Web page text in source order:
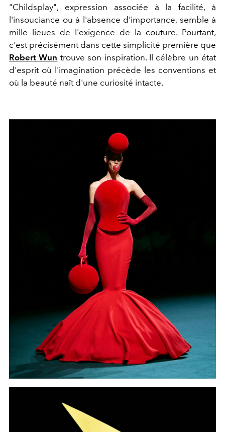
"Childsplay", expression associée à la facilité, à
l'insouciance ou à l'absence d'importance, semble à
mille lieues de l'exigence de la couture. Pourtant,
c'est précisément dans cette simplicité première que
Robert Wun trouve son inspiration. Il célèbre un état
d'esprit où l'imagination précède les conventions et
où la beauté naît d'une curiosité intacte.